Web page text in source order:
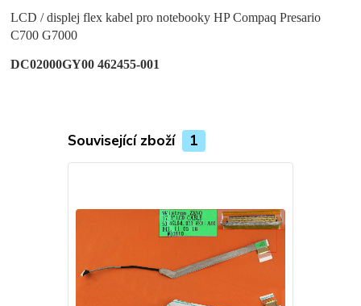
LCD / displej flex kabel pro notebooky HP Compaq Presario
C700 G7000
DC02000GY00 462455-001
Související zboží 1